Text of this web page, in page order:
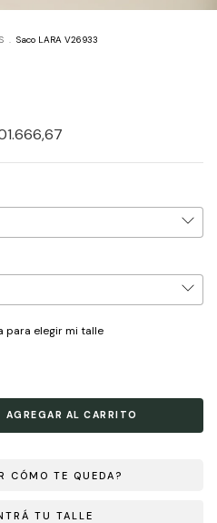
. Saco LARA V26933
para elegir mi talle
CÓMO TE QUEDA?
TU TALLE